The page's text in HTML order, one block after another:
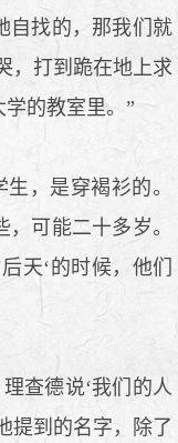
自找的，那我们就
，打到跪在地上求
的教室里。”
，是穿褐衫的。
可能二十多岁。
天‘的时候，他们
查德说‘我们的人
提到的名字，除了